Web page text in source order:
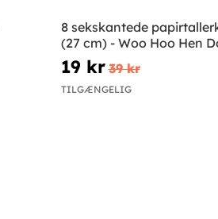
8 sekskantede
(27 cm) - Woo Hoo Hen
19 kr 39 kr
TILGÆNGELIG